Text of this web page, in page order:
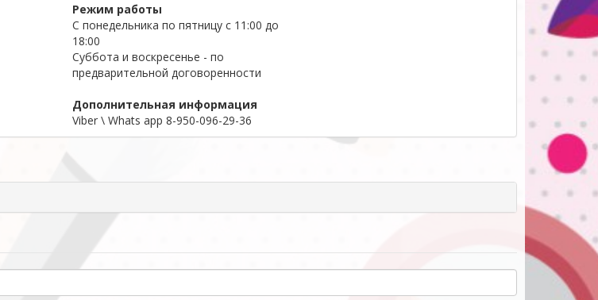
Режим работы
С понедельника по пятницу с 11:00 до
18:00
Суббота и воскресенье - по
предварительной договоренности
Дополнительная информация
Viber \ Whats app 8-950-096-29-36